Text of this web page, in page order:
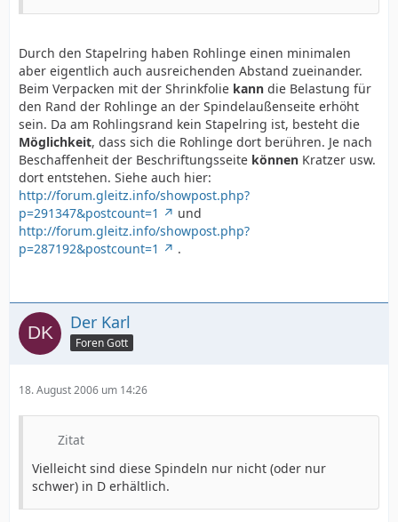
Durch den Stapelring haben Rohlinge einen minimalen
aber eigentlich auch ausreichenden Abstand zueinander.
Beim Verpacken mit der Shrinkfolie kann die Belastung für
den Rand der Rohlinge an der Spindelaußenseite erhöht
sein. Da am Rohlingsrand kein Stapelring ist, besteht die
Möglichkeit, dass sich die Rohlinge dort berühren. Je nach
Beschaffenheit der Beschriftungsseite können Kratzer usw.
dort entstehen. Siehe auch hier:
http://forum.gleitz.info/showpost.php?
p=291347&postcount=1
und
http://forum.gleitz.info/showpost.php?
p=287192&postcount=1
.
Der Karl
Foren Gott
18. August 2006 um 14:26
Zitat
Vielleicht sind diese Spindeln nur nicht (oder nur
schwer) in D erhältlich.